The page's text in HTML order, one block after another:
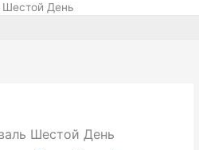
Шестой День
Шестой День